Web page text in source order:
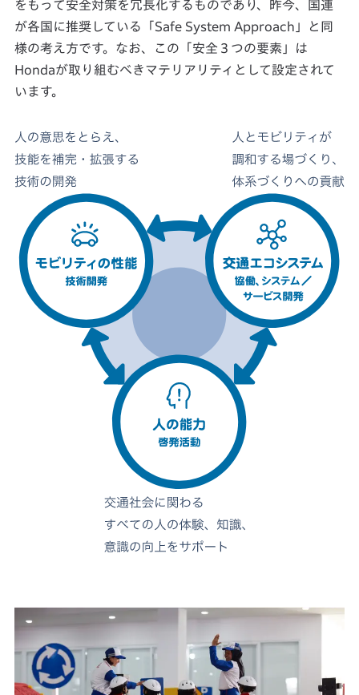
をもって安全対策を冗長化するものであり、昨今、国連
が各国に推奨している「Safe System Approach」と同
様の考え方です。なお、この「安全３つの要素」は
Hondaが取り組むべきマテリアリティとして設定されて
います。